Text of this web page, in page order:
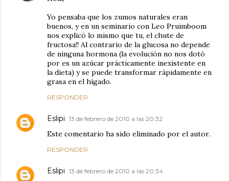
Yo pensaba que los zumos naturales eran
buenos, y en un seminario con Leo Pruimboom
nos explicó lo mismo que tu, el chute de
fructosa!! Al contrario de la glucosa no depende
de ninguna hormona (la evolución no nos dotó
por es un azúcar prácticamente inexistente en
la dieta) y se puede transformar rápidamente en
grasa en el hígado.
RESPONDER
Eslipi 13 de febrero de 2010 a las 20:32
Este comentario ha sido eliminado por el autor.
RESPONDER
Eslipi 13 de febrero de 2010 a las 20:34